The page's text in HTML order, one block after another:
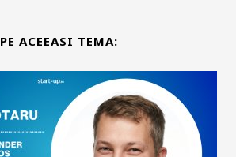
PE ACEEASI TEMA: